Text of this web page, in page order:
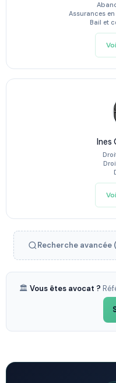
Assurances
Bail et
Ines
Recherche avancée
🏛️ Vous êtes avocat ?